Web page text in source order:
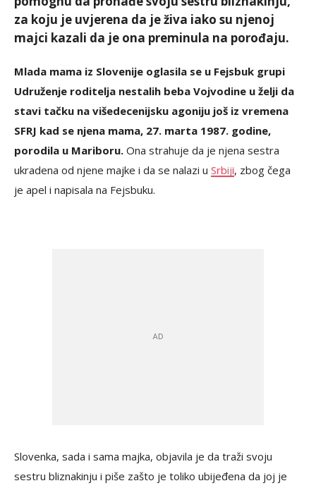
za koju je uvjerena da je živa iako su njenoj
majci kazali da je ona preminula na porođaju.
Mlada mama iz Slovenije oglasila se u Fejsbuk grupi
Udruženje roditelja nestalih beba Vojvodine u želji da
stavi tačku na višedecenijsku agoniju još iz vremena
SFRJ kad se njena mama, 27. marta 1987. godine,
porodila u Mariboru. Ona strahuje da je njena sestra
ukradena od njene majke i da se nalazi u Srbiji, zbog čega
je apel i napisala na Fejsbuku.
Slovenka, sada i sama majka, objavila je da traži svoju
sestru bliznakinju i piše zašto je toliko ubijeđena da joj je